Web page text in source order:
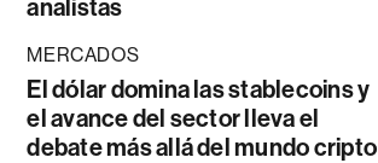
analistas
MERCADOS
El dólar domina las stablecoins y
el avance del sector lleva el
debate más allá del mundo cripto